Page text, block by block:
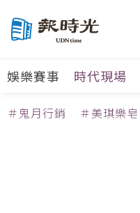
娛樂賽事 時代現場
＃鬼月行銷 ＃美琪樂皂